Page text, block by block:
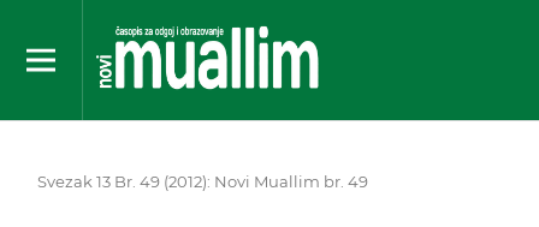
Svezak 13 Br. 49 (2012): Novi Muallim br. 49